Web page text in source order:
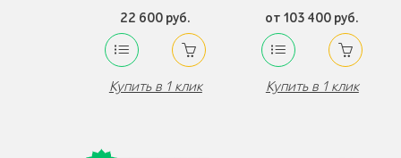
22 600 руб.
Купить в 1 клик
от 103 400 руб.
Купить в 1 клик